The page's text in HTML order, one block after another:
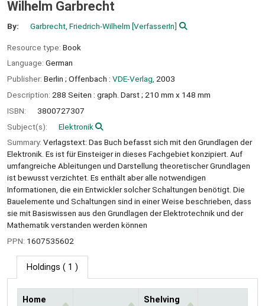
Wilhelm Garbrecht
By: Garbrecht, Friedrich-Wilhelm [VerfasserIn]
Resource type: Book
Language: German
Publisher: Berlin ; Offenbach : VDE-Verlag, 2003
Description: 288 Seiten : graph. Darst ; 210 mm x 148 mm
ISBN:
3800727307
Subject(s):
Elektronik
Summary: Verlagstext: Das Buch befasst sich mit den Grundlagen der
Elektronik. Es ist für Einsteiger in dieses Fachgebiet konzipiert. Auf
umfangreiche Ableitungen und Darstellung theoretischer Grundlagen
ist bewusst verzichtet. Es enthält aber alle notwendigen
Informationen, die ein Entwickler solcher Schaltungen benötigt. Die
Bauelemente und Schaltungen sind in einer Weise beschrieben, dass
sie mit Basiswissen aus den Grundlagen der Elektrotechnik und der
Mathematik verstanden werden können
PPN: 1607535602
Holdings ( 1 )
Home
Shelving